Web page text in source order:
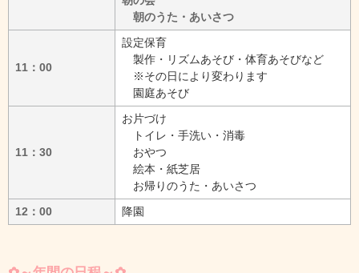
朝のうた・あいさつ
11：00
設定保育
製作・リズムあそび・体育あそびなど
※その日により変わります
園庭あそび
11：30
お片づけ
トイレ・手洗い・消毒
おやつ
絵本・紙芝居
お帰りのうた・あいさつ
12：00
降園